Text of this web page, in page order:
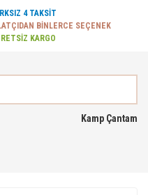
4 TAKSİT
BİNLERCE SEÇENEK
KARGO
Kamp Çantam